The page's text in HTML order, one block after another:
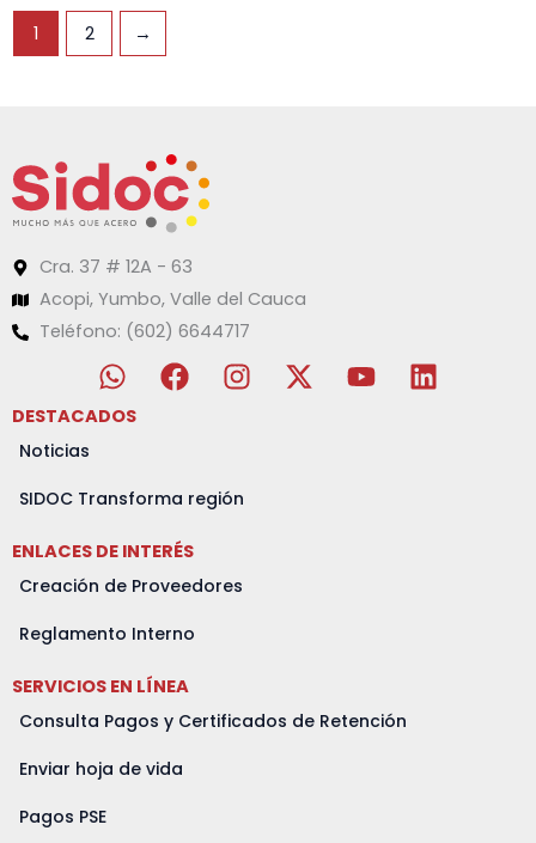
1 2 →
Cra. 37 # 12A - 63
Acopi, Yumbo, Valle del Cauca
Teléfono: (602) 6644717
W
h
a
a
p
F
a
o
o
k
I
n
g
m
X
-
Y
o
L
i
DESTACADOS
Noticias
SIDOC Transforma región
ENLACES DE INTERÉS
Creación de Proveedores
Reglamento Interno
SERVICIOS EN LÍNEA
Consulta Pagos y Certificados de Retención
Enviar hoja de vida
Pagos PSE